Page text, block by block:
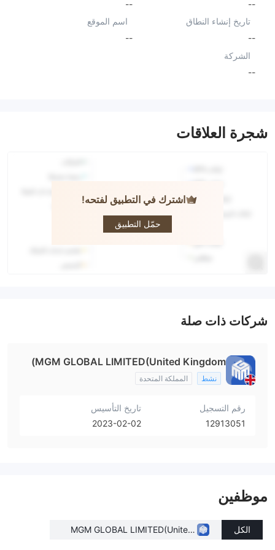
--
--
تاريخ إنشاء النطاق
--
اسم الموقع
--
الشركة
--
شجرة العلاقات
اشترك في التطبيق لفتحه!
حمّل التطبيق
Global
شركات ذات صلة
MGM GLOBAL LIMITED(United Kingdom)
نشط المملكة المتحدة
رقم التسجيل
12913051
تاريخ التأسيس
2023-02-02
موظفين
الكل
MGM GLOBAL LIMITED(United